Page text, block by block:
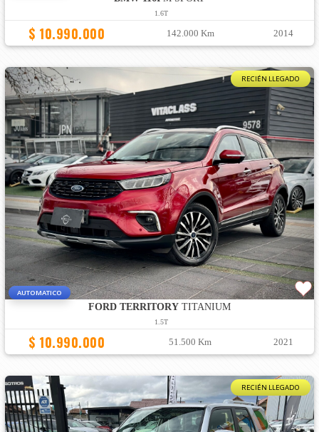
1.6T
$ 10.990.000 142.000 Km 2014
RECIÉN LLEGADO
AUTOMATICO
FORD TERRITORYTITANIUM
1.5T
$ 10.990.000 51.500 Km 2021
RECIÉN LLEGADO